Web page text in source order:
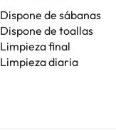
Dispone de sábanas
Dispone de toallas
Limpieza final
Limpieza diaria